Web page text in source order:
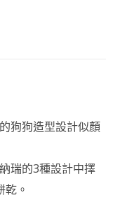
狗狗造型設計似顏
瑞的3種設計中擇
。